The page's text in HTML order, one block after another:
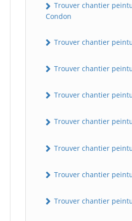
Trouver chantier
Condon
Trouver chantier
Trouver chantier
Trouver chantier
Trouver chantier
Trouver chantier
Trouver chantier
Trouver chantier